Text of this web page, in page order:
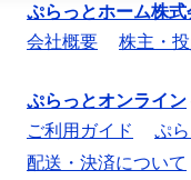
ぷらっとホーム株式
会社概要
株主・
ぷらっとオンライン
ご利用ガイド
ぷ
配送・決済について